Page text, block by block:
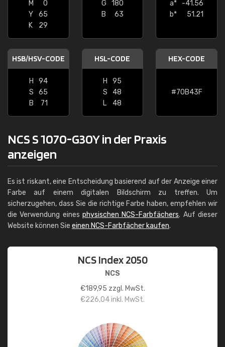
M
0
Y
65
K
29
G
180
B
63
a*
-41.56
b*
51.21
HSB/HSV-CODE
H
94
S
65
B
71
HSL-CODE
H
95
S
48
L
48
HEX-CODE
#70B43F
NCS S 1070-G30Y in der Praxis
anzeigen
Es ist riskant, eine Entscheidung basierend auf der Anzeige einer
Farbe auf einem digitalen Bildschirm zu treffen. Um
sicherzugehen, dass Sie die richtige Farbe haben, empfehlen wir
die Verwendung eines physischen NCS-Farbfächers. Auf dieser
Website können Sie einen NCS-Farbfächer kaufen.
NCS Index 2050
NCS
€189,95 zzgl. MwSt.
€226,04inkl. MwSt.